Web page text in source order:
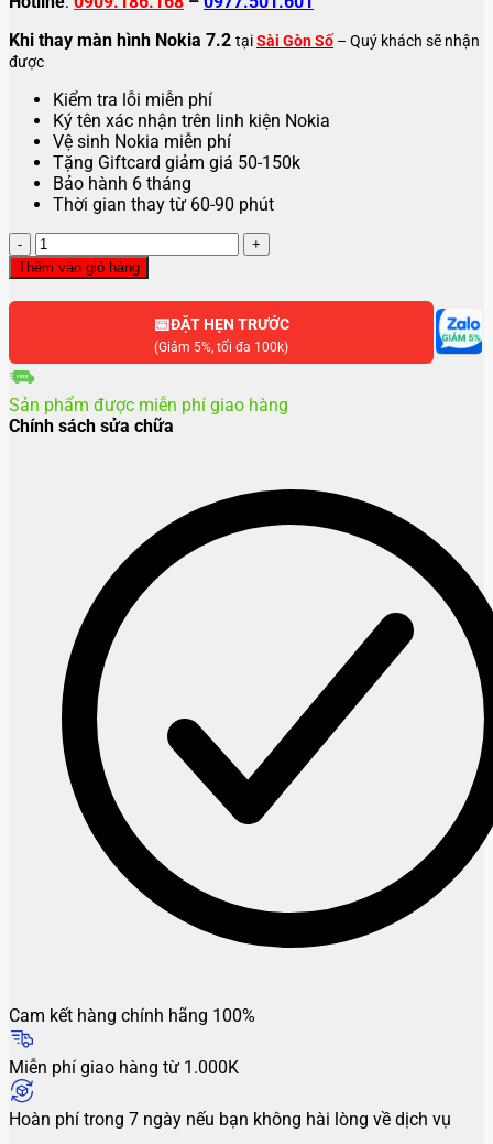
Khi thay màn hình Nokia 7.2 tạiSài Gòn Số – Quý khách sẽ nhận
được
Kiểm tra lỗi miễn phí
Ký tên xác nhận trên linh kiện Nokia
Vệ sinh Nokia miễn phí
Tặng Giftcard giảm giá 50-150k
Bảo hành 6 tháng
Thời gian thay từ 60-90 phút
Thay
màn
hình
Nokia
lượng
Thêm vào giỏ hàng
📅ĐẶT HẸN TRƯỚC
(Giảm 5%, tối đa 100k)
Sản phẩm được miễn phí giao hàng
Chính sách sửa chữa
Cam kết hàng chính hãng 100%
Miễn phí giao hàng từ 1.000K
Hoàn phí trong 7 ngày nếu bạn không hài lòng về dịch vụ